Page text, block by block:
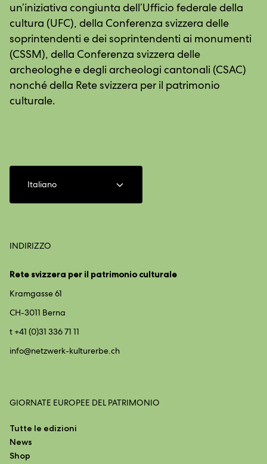
un’iniziativa congiunta dell’Ufficio federale della
cultura (UFC), della Conferenza svizzera delle
soprintendenti e dei soprintendenti ai monumenti
(CSSM), della Conferenza svizzera delle
archeologhe e degli archeologi cantonali (CSAC)
nonché della Rete svizzera per il patrimonio
culturale.
Italiano
INDIRIZZO
Rete svizzera per il patrimonio culturale
Kramgasse 61
CH-3011 Berna
t +41 (0)31 336 71 11
info@netzwerk-kulturerbe.ch
GIORNATE EUROPEE DEL PATRIMONIO
Tutte le edizioni
News
Shop